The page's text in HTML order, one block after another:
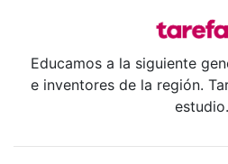
Educamos a la siguiente
e inventores de la región.
estudio.